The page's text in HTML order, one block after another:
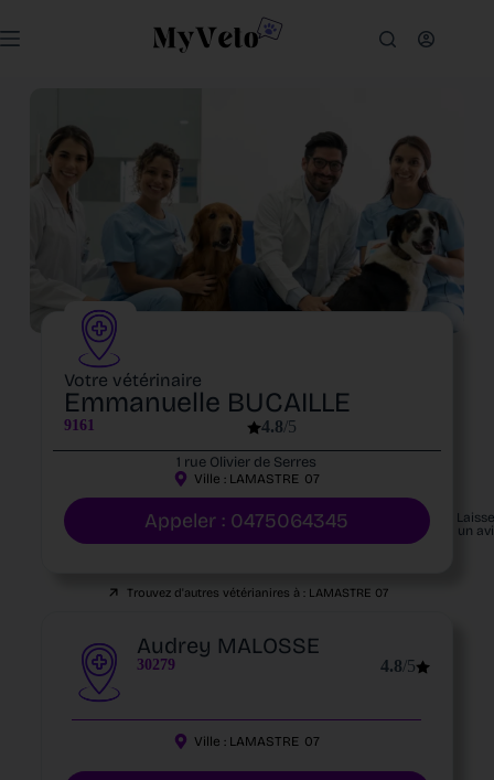
Votre vétérinaire
Emmanuelle BUCAILLE
9161 4.8/5
1 rue Olivier de Serres
Ville : LAMASTRE 07
Appeler : 0475064345
un
Trouvez d'autres vétérianires à : LAMASTRE 07
Audrey MALOSSE
30279 4.8/5
Ville : LAMASTRE 07